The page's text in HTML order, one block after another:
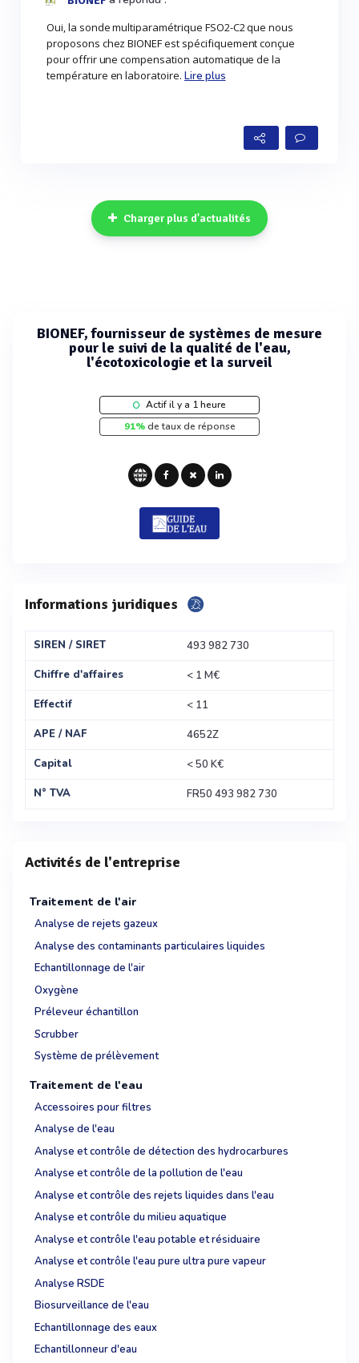
Oui, la sonde multiparamétrique FSO2-C2 que nous
proposons chez BIONEF est spécifiquement conçue
pour offrir une compensation automatique de la
température en laboratoire. Lire plus
Charger plus d'actualités
BIONEF, fournisseur de systèmes de mesure
pour le suivi de la qualité de l'eau,
l'écotoxicologie et la surveil
Actif il y a 1 heure
91%de taux de réponse
Informations juridiques
SIREN / SIRET
493 982 730
Chiffre d'affaires
< 1 M€
Effectif
< 11
APE / NAF
4652Z
Capital
< 50 K€
N° TVA
FR50 493 982 730
Activités de l'entreprise
Traitement de l'air
Analyse de rejets gazeux
Analyse des contaminants particulaires liquides
Echantillonnage de l'air
Oxygène
Préleveur échantillon
Scrubber
Système de prélèvement
Traitement de l'eau
Accessoires pour filtres
Analyse de l'eau
Analyse et contrôle de détection des hydrocarbures
Analyse et contrôle de la pollution de l'eau
Analyse et contrôle des rejets liquides dans l'eau
Analyse et contrôle du milieu aquatique
Analyse et contrôle l'eau potable et résiduaire
Analyse et contrôle l'eau pure ultra pure vapeur
Analyse RSDE
Biosurveillance de l'eau
Echantillonnage des eaux
Echantillonneur d'eau